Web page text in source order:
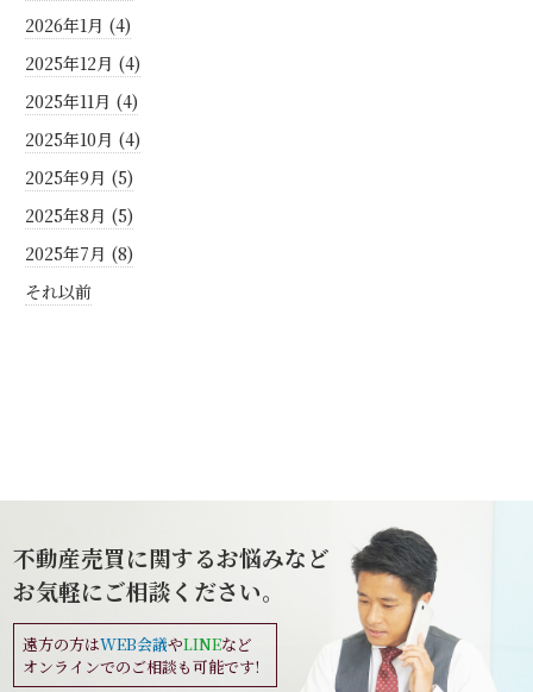
2026年1月 (4)
2025年12月 (4)
2025年11月 (4)
2025年10月 (4)
2025年9月 (5)
2025年8月 (5)
2025年7月 (8)
それ以前
不動産売買に関するお悩みなど
お気軽にご相談ください。
遠方の方はWEB会議やLINEなど
オンラインでのご相談も可能です!